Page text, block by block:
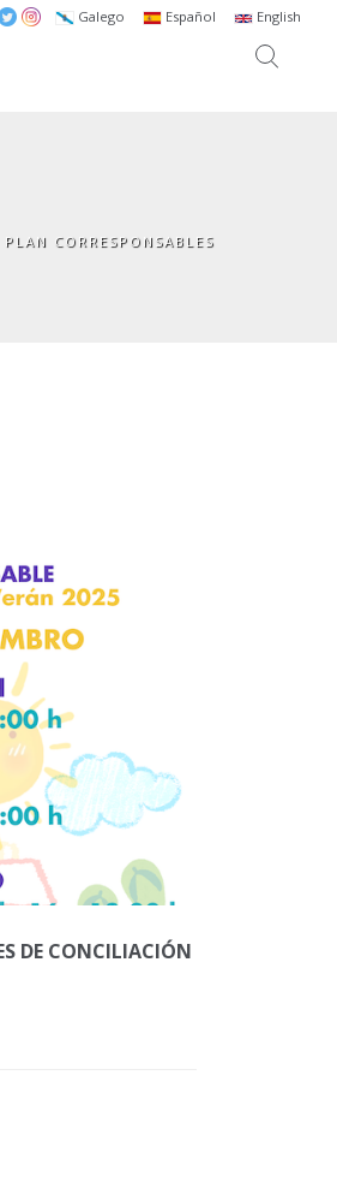
Galego Español English
PLAN CORRESPONSABLES
DE CONCILIACIÓN